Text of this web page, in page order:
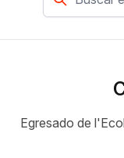
Egresado de